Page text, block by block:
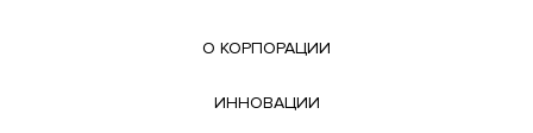
О КОРПОРАЦИИ
ИННОВАЦИИ